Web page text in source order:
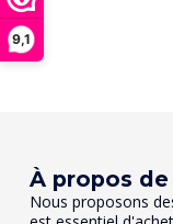
9,1
À propos
Nous proposons